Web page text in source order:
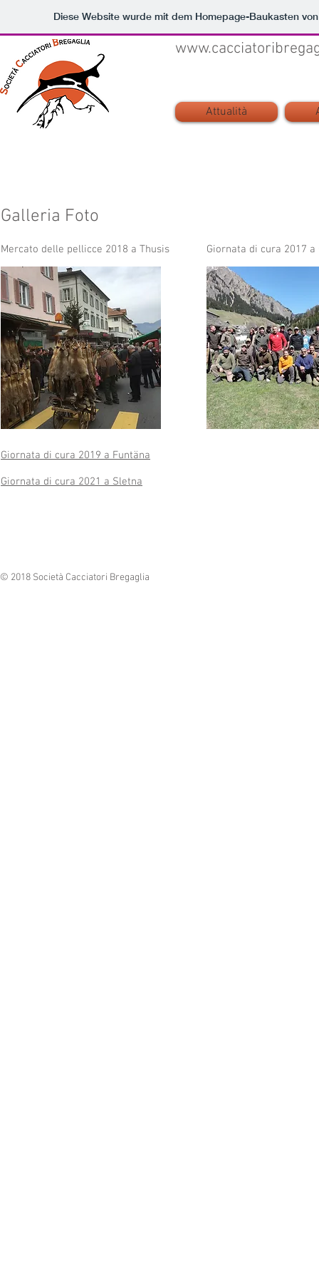
Diese Website wurde mit dem Homepage-Baukasten
Attualità
Galleria Foto
Mercato delle pellicce 2018 a Thusis Giornata di cura 2017 a
Giornata di cura 2019 a Funtäna
Giornata di cura 2021 a Sletna
© 2018 Società Cacciatori Bregaglia